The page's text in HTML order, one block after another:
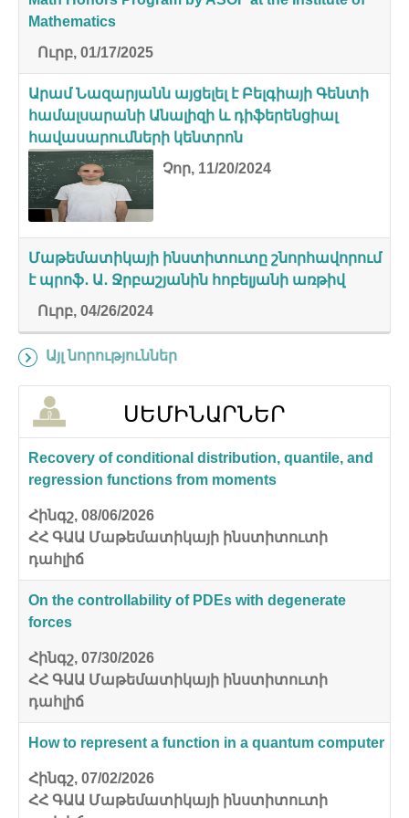
Mathematics
Ուրբ, 01/17/2025
Արամ Նազարյանն այցելել է Բելգիայի Գենտի
համալսարանի Անալիզի և դիֆերենցիալ
հավասարումների կենտրոն
Չոր, 11/20/2024
Մաթեմատիկայի ինստիտուտը շնորհավորում
է պրոֆ․ Ա․ Ջրբաշյանին հոբելյանի առթիվ
Ուրբ, 04/26/2024
Այլ նորություններ
ՍԵՄԻՆԱՐՆԵՐ
Recovery of conditional distribution, quantile, and
regression functions from moments
Հինգշ, 08/06/2026
ՀՀ ԳԱԱ Մաթեմատիկայի ինստիտուտի
դահլիճ
On the controllability of PDEs with degenerate
forces
Հինգշ, 07/30/2026
ՀՀ ԳԱԱ Մաթեմատիկայի ինստիտուտի
դահլիճ
How to represent a function in a quantum computer
Հինգշ, 07/02/2026
ՀՀ ԳԱԱ Մաթեմատիկայի ինստիտուտի